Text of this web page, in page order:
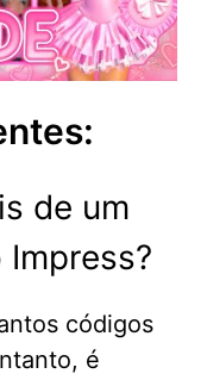
de um
códigos
é